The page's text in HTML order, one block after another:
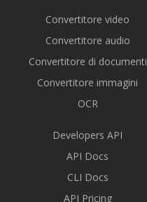
Convertitore video
Convertitore audio
Convertitore di documenti
Convertitore immagini
OCR
Developers API
API Docs
CLI Docs
API Pricing